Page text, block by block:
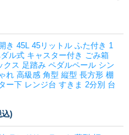
き 45L 45リットル ふた付き 1
ル式 キャスター付き ごみ箱
クス 足踏み ペダルペール シン
れ 高級感 角型 縦型 長方形 棚
ー下 レンジ台 すきま 2分別 台
込)